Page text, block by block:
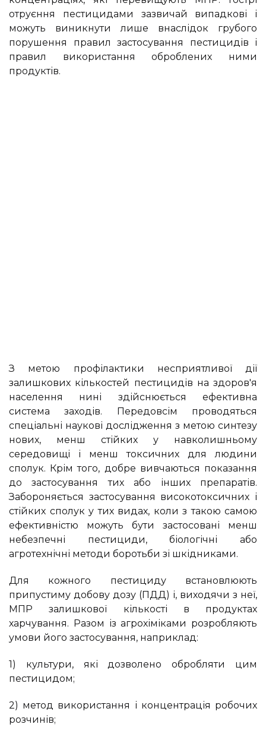
отруєння пестицидами зазвичай випадкові і
можуть виникнути лише внаслідок грубого
порушення правил застосування пестицидів і
правил використання оброблених ними
продуктів.
З метою профілактики несприятливої дії
залишкових кількостей пестицидів на здоров'я
населення нині здійснюється ефективна
система заходів. Передовсім проводяться
спеціальні наукові дослідження з метою синтезу
нових, менш стійких у навколишньому
середовищі і менш токсичних для людини
сполук. Крім того, добре вивчаються показання
до застосування тих або інших препаратів.
Забороняється застосування високотоксичних і
стійких сполук у тих видах, коли з такою самою
ефективністю можуть бути застосовані менш
небезпечні пестициди, біологічні або
агротехнічні методи боротьби зі шкідниками.
Для кожного пестициду встановлюють
припустиму добову дозу (ПДД) і, виходячи з неї,
МПР залишкової кількості в продуктах
харчування. Разом із агрохіміками розробляють
умови його застосування, наприклад:
1) культури, які дозволено обробляти цим
пестицидом;
2) метод використання і концентрація робочих
розчинів;